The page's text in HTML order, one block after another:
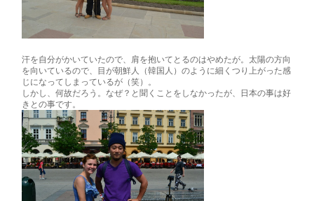
汗を自分がかいていたので、肩を抱いてとるのはやめたが。太陽の方向
を向いているので、目が朝鮮人（韓国人）のように細くつり上がった感
じになってしまっているが（笑）。
しかし、何故だろう。なぜ？と聞くことをしなかったが、日本の事は好
きとの事です。